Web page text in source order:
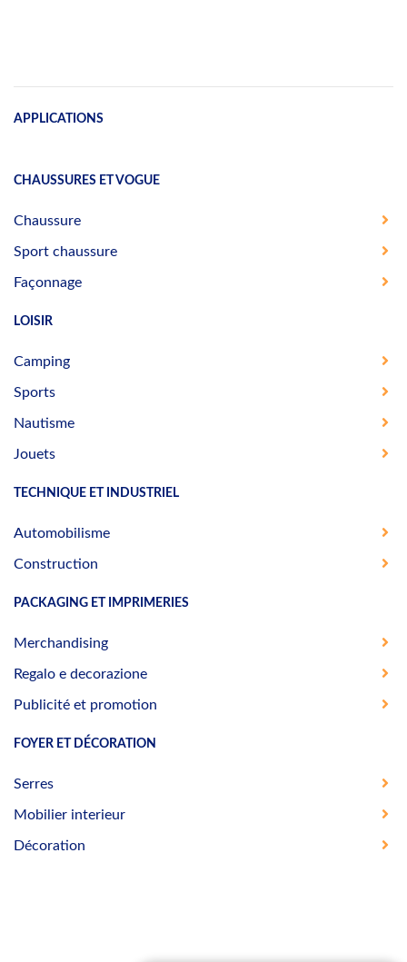
APPLICATIONS
CHAUSSURES ET VOGUE
Chaussure
Sport chaussure
Façonnage
LOISIR
Camping
Sports
Nautisme
Jouets
TECHNIQUE ET INDUSTRIEL
Automobilisme
Construction
PACKAGING ET IMPRIMERIES
Merchandising
Regalo e decorazione
Publicité et promotion
FOYER ET DÉCORATION
Serres
Mobilier interieur
Décoration